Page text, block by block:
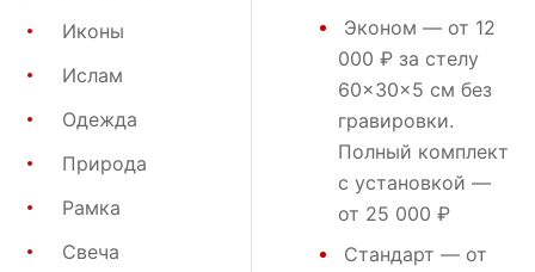
Иконы
Ислам
Одежда
Природа
Рамка
Свеча
Эконом — от 12
000 ₽ за стелу
60×30×5 см без
гравировки.
Полный комплект
с установкой —
от 25 000 ₽
Стандарт — от